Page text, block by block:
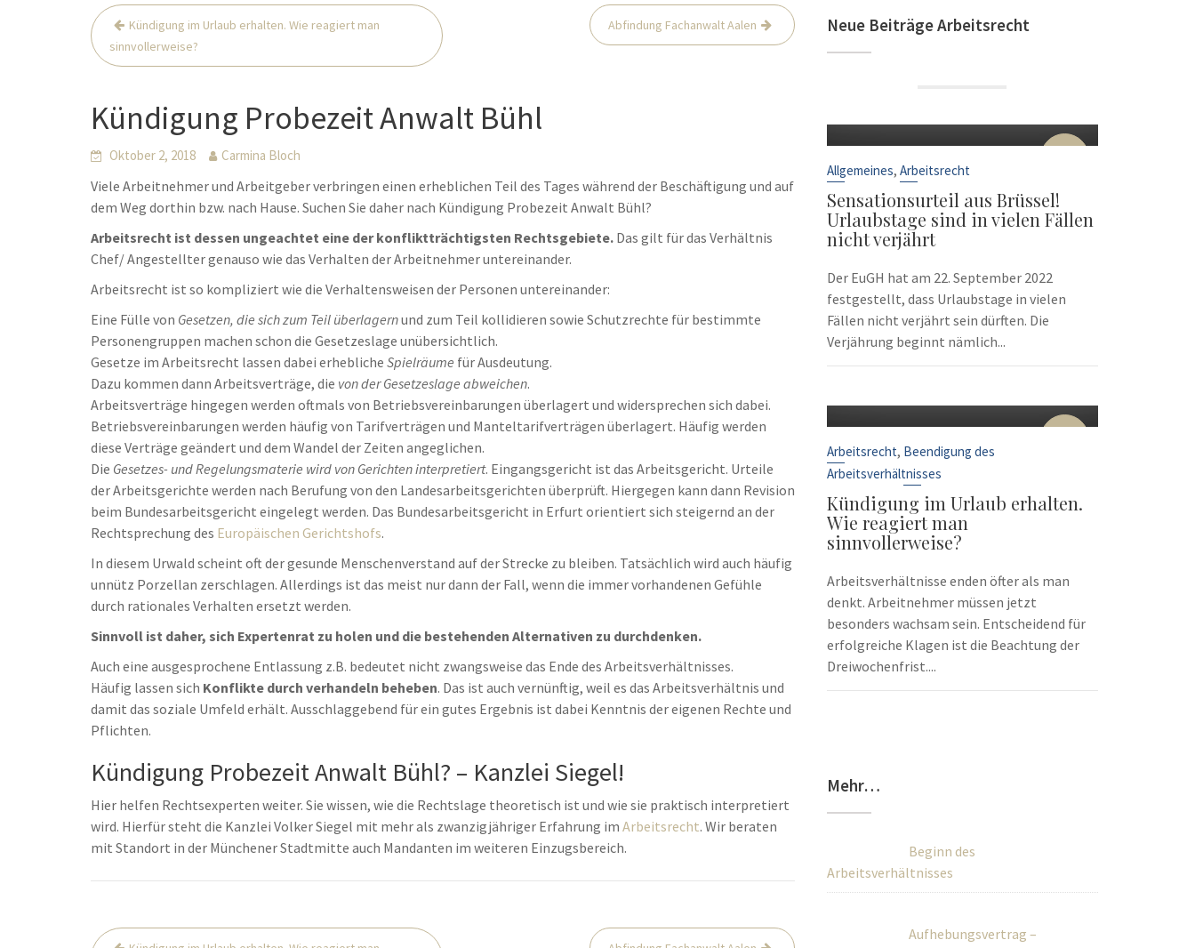
Beitrags-
Navigation
Kündigung im Urlaub erhalten. Wie reagiert man
sinnvollerweise?
Abfindung Fachanwalt Aalen
Kündigung Probezeit Anwalt Bühl
Oktober 2, 2018 Carmina Bloch
Viele Arbeitnehmer und Arbeitgeber verbringen einen erheblichen Teil des Tages während der Beschäftigung und auf
dem Weg dorthin bzw. nach Hause. Suchen Sie daher nach Kündigung Probezeit Anwalt Bühl?
Arbeitsrecht ist dessen ungeachtet eine der konfliktträchtigsten Rechtsgebiete. Das gilt für das Verhältnis
Chef/ Angestellter genauso wie das Verhalten der Arbeitnehmer untereinander.
Arbeitsrecht ist so kompliziert wie die Verhaltensweisen der Personen untereinander:
Eine Fülle von Gesetzen, die sich zum Teil überlagernund zum Teil kollidieren sowie Schutzrechte für bestimmte
Personengruppen machen schon die Gesetzeslage unübersichtlich.
Gesetze im Arbeitsrecht lassen dabei erhebliche Spielräume für Ausdeutung.
Dazu kommen dann Arbeitsverträge, die von der Gesetzeslage abweichen.
Arbeitsverträge hingegen werden oftmals von Betriebsvereinbarungen überlagert und widersprechen sich dabei.
Betriebsvereinbarungen werden häufig von Tarifverträgen und Manteltarifverträgen überlagert. Häufig werden
diese Verträge geändert und dem Wandel der Zeiten angeglichen.
Die Gesetzes- und Regelungsmaterie wird von Gerichten interpretiert. Eingangsgericht ist das Arbeitsgericht. Urteile
der Arbeitsgerichte werden nach Berufung von den Landesarbeitsgerichten überprüft. Hiergegen kann dann Revision
beim Bundesarbeitsgericht eingelegt werden. Das Bundesarbeitsgericht in Erfurt orientiert sich steigernd an der
Rechtsprechung des Europäischen Gerichtshofs.
In diesem Urwald scheint oft der gesunde Menschenverstand auf der Strecke zu bleiben. Tatsächlich wird auch häufig
unnütz Porzellan zerschlagen. Allerdings ist das meist nur dann der Fall, wenn die immer vorhandenen Gefühle
durch rationales Verhalten ersetzt werden.
Sinnvoll ist daher, sich Expertenrat zu holen und die bestehenden Alternativen zu durchdenken.
Auch eine ausgesprochene Entlassung z.B. bedeutet nicht zwangsweise das Ende des Arbeitsverhältnisses.
Häufig lassen sich Konflikte durch verhandeln beheben. Das ist auch vernünftig, weil es das Arbeitsverhältnis und
damit das soziale Umfeld erhält. Ausschlaggebend für ein gutes Ergebnis ist dabei Kenntnis der eigenen Rechte und
Pflichten.
Kündigung Probezeit Anwalt Bühl? – Kanzlei Siegel!
Hier helfen Rechtsexperten weiter. Sie wissen, wie die Rechtslage theoretisch ist und wie sie praktisch interpretiert
wird. Hierfür steht die Kanzlei Volker Siegel mit mehr als zwanzigjähriger Erfahrung im Arbeitsrecht. Wir beraten
mit Standort in der Münchener Stadtmitte auch Mandanten im weiteren Einzugsbereich.
Beitrags-
Neue Beiträge Arbeitsrecht
22
Allgemeines,Arbeitsrecht
Sensationsurteil aus Brüssel!
Urlaubstage sind in vielen Fällen
nicht verjährt
Der EuGH hat am 22. September 2022
festgestellt, dass Urlaubstage in vielen
Fällen nicht verjährt sein dürften. Die
Verjährung beginnt nämlich...
10
Arbeitsrecht, Beendigung des
Arbeitsverhältnisses
Kündigung im Urlaub erhalten.
Wie reagiert man
sinnvollerweise?
Arbeitsverhältnisse enden öfter als man
denkt. Arbeitnehmer müssen jetzt
besonders wachsam sein. Entscheidend für
erfolgreiche Klagen ist die Beachtung der
Dreiwochenfrist....
Mehr…
Beginn des
Arbeitsverhältnisses
Aufhebungsvertrag –